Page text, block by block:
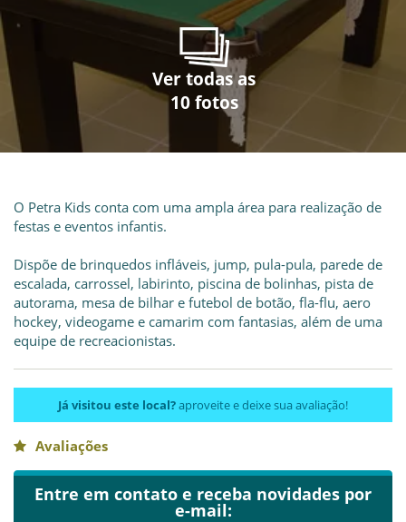
Ver todas as
10 fotos
Ver todas as
10 fotos
Ver todas as
10 fotos
Ver todas as
10 fotos
Ver todas as
10 fotos
Ver todas as
10 fotos
Ver todas as
10 fotos
Ver todas as
10 fotos
Ver todas as
10 fotos
Ver todas as
10 fotos
O Petra Kids conta com uma ampla área para realização de
festas e eventos infantis.
Dispõe de brinquedos infláveis, jump, pula-pula, parede de
escalada, carrossel, labirinto, piscina de bolinhas, pista de
autorama, mesa de bilhar e futebol de botão, fla-flu, aero
hockey, videogame e camarim com fantasias, além de uma
equipe de recreacionistas.
Já visitou este local?aproveite e deixe sua avaliação!
Avaliações
AVALIE ESTE LOCAL
Entre em contato e receba novidades por
e-mail: